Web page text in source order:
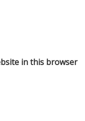
in this browser